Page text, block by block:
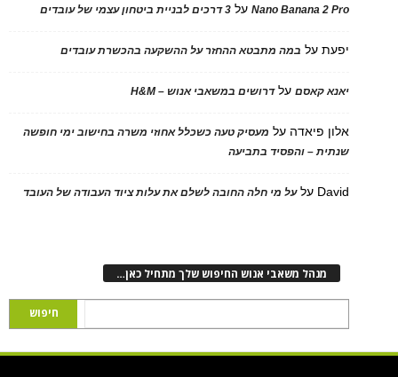
Nano Banana 2 Proעל 3 דרכים לבניית ביטחון עצמי של עובדים
יפעתעל במה מתבטא ההחזר על ההשקעה בהכשרת עובדים
יאנא קאסםעלדרושים במשאבי אנוש – H&M
אלון פיאדה על מעסיק טעה כשכלל אחוזי משרה בחישוב ימי חופשה
שנתית – והפסיד בתביעה
David עלעל מי חלה החובה לשלם את עלות ציוד העבודה של העובד
מנהל משאבי אנוש החיפוש שלך מתחיל כאן…